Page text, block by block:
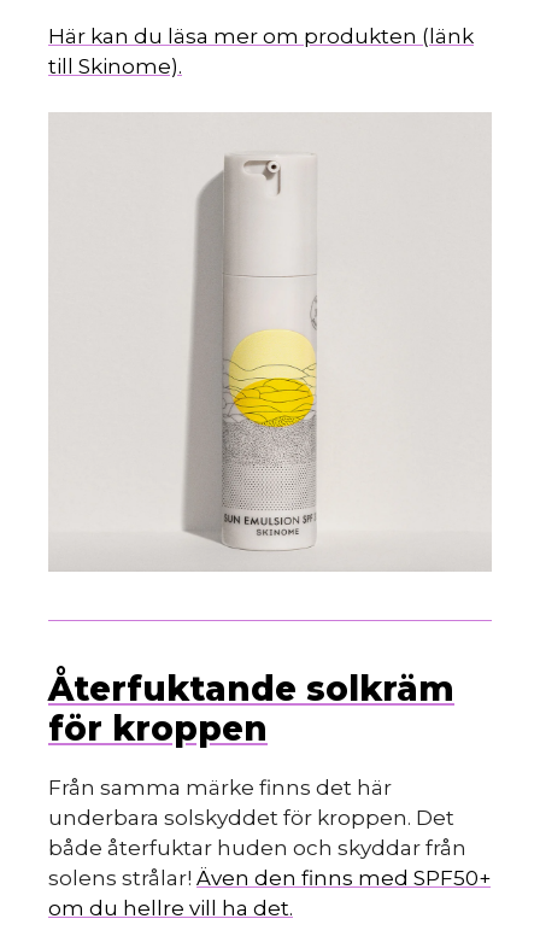
Här kan du läsa mer om produkten (länk
till Skinome).
Återfuktande solkräm
för kroppen
Från samma märke finns det här
underbara solskyddet för kroppen. Det
både återfuktar huden och skyddar från
solens strålar! Även den finns med SPF50+
om du hellre vill ha det.